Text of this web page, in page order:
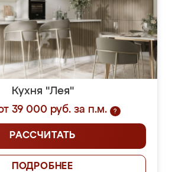
Кухня "Лея"
39 000 руб. за п.м.
?
РАССЧИТАТЬ
ПОДРОБНЕЕ